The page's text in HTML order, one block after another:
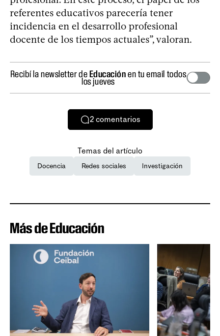
referentes educativos parecería tener
incidencia en el desarrollo profesional
docente de los tiempos actuales”, valoran.
Recibí la newsletter deEducaciónen tu email todos
los jueves
2 comentarios
Temas del artículo
Docencia Redes sociales Investigación
Más de Educación